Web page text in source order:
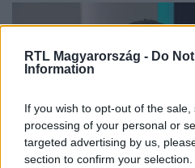
RTL Magyarország - Do
Information
If you wish to opt-out of the
processing of your personal or
targeted advertising by us,
section to confirm your
mindenhol tudtak az új pártra
Mi Hazánk és a Momentum